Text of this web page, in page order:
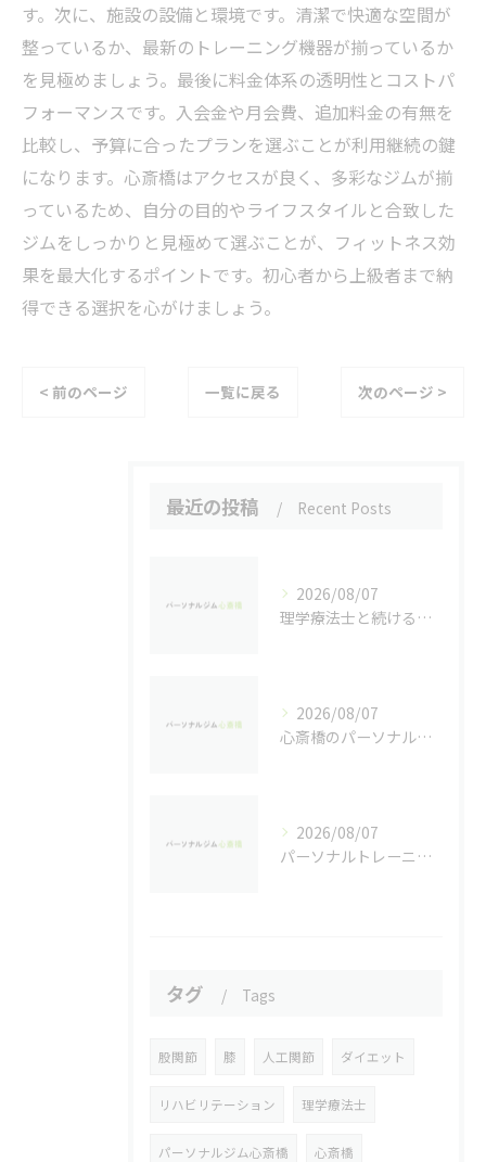
す。次に、施設の設備と環境です。清潔で快適な空間が
整っているか、最新のトレーニング機器が揃っているか
を見極めましょう。最後に料金体系の透明性とコストパ
フォーマンスです。入会金や月会費、追加料金の有無を
比較し、予算に合ったプランを選ぶことが利用継続の鍵
になります。心斎橋はアクセスが良く、多彩なジムが揃
っているため、自分の目的やライフスタイルと合致した
ジムをしっかりと見極めて選ぶことが、フィットネス効
果を最大化するポイントです。初心者から上級者まで納
得できる選択を心がけましょう。
< 前のページ 一覧に戻る 次のページ >
最近の投稿 Recent Posts
2026/08/07
理学療法士と続ける個別パーソナルトレーニングの魅力
2026/08/07
心斎橋のパーソナルジムで実感するダイエット効果
2026/08/07
パーソナルトレーニングで健康を重視し心斎橋駅周辺で安心して続けるためのジム選び完全ガイド
タグ Tags
股関節 膝 人工関節 ダイエット
リハビリテーション 理学療法士
パーソナルジム心斎橋 心斎橋